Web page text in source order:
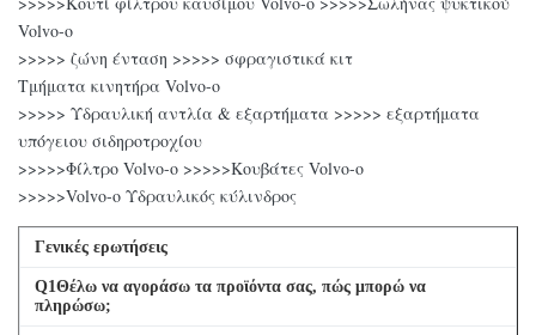
Volvo-o
>>>>> ζώνη ένταση >>>>> σφραγιστικά κιτ
Τμήματα κινητήρα Volvo-o
>>>>> Υδραυλική αντλία & εξαρτήματα >>>>> εξαρτήματα
υπόγειου σιδηροτροχίου
>>>>>Φίλτρο Volvo-o >>>>>Κουβάτες Volvo-o
>>>>>Volvo-o Υδραυλικός κύλινδρος
Γενικές ερωτήσεις
Q1Θέλω να αγοράσω τα προϊόντα σας, πώς μπορώ να
πληρώσω;